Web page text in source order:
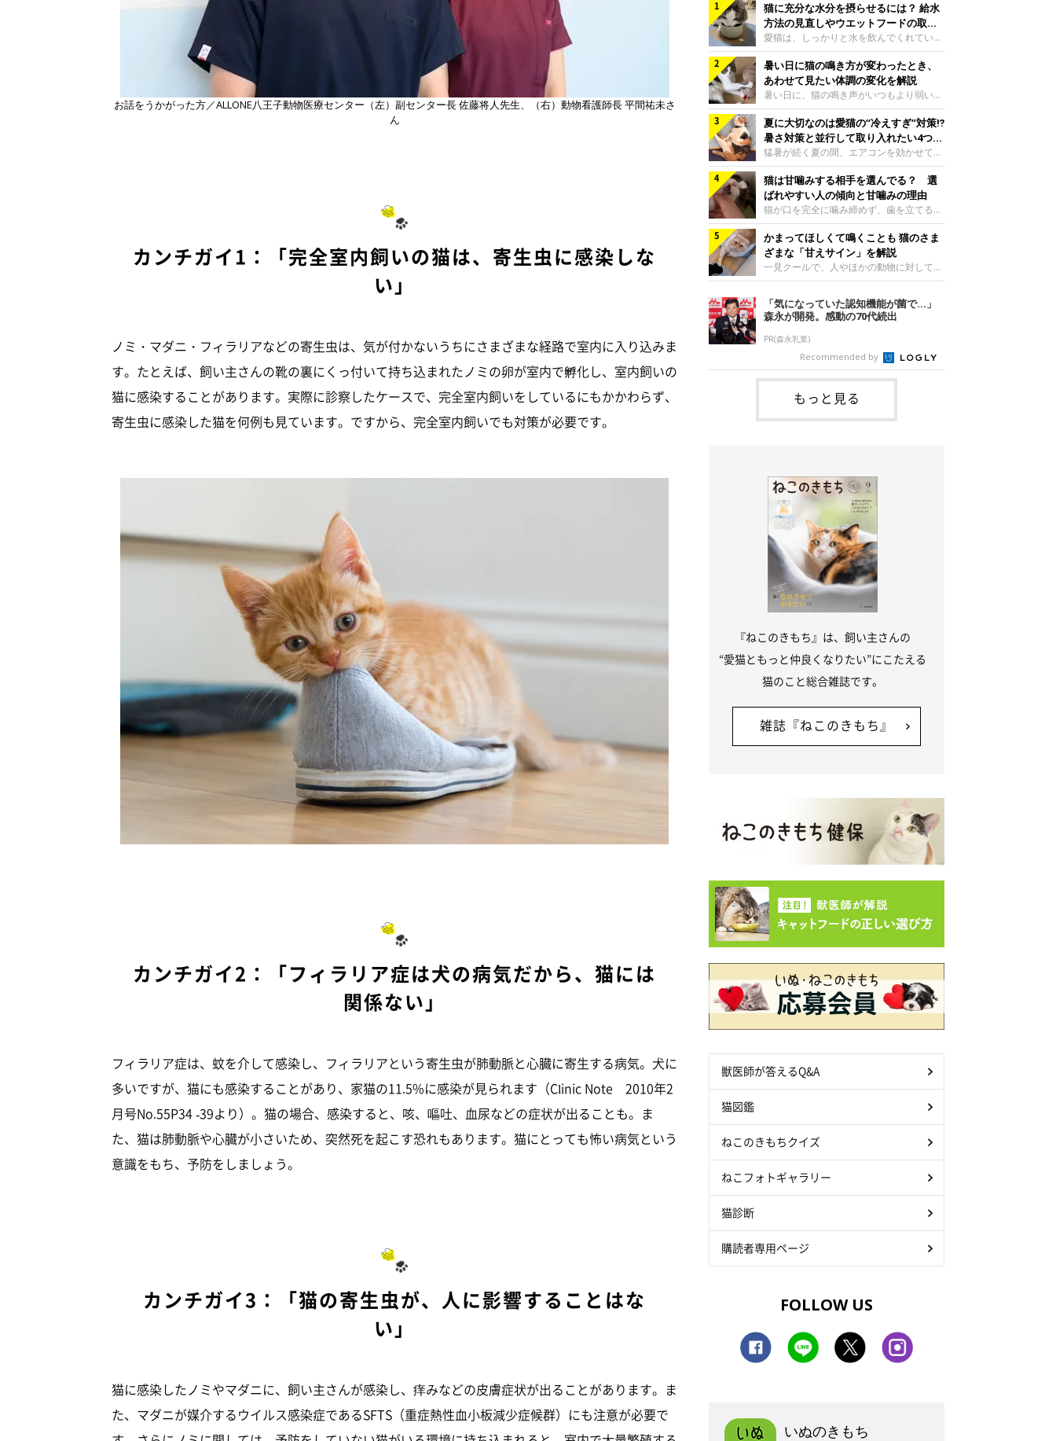
お話をうかがった方／ALLONE八王子動物医療センター（左）副センター長 佐藤将人先生、（右）動物看護師長 平間祐未さ
ん
カンチガイ1：「完全室内飼いの猫は、寄生虫に感染しな
い」
ノミ・マダニ・フィラリアなどの寄生虫は、気が付かないうちにさまざまな経路で室内に入り込みま
す。たとえば、飼い主さんの靴の裏にくっ付いて持ち込まれたノミの卵が室内で孵化し、室内飼いの
猫に感染することがあります。実際に診察したケースで、完全室内飼いをしているにもかかわらず、
寄生虫に感染した猫を何例も見ています。ですから、完全室内飼いでも対策が必要です。
カンチガイ2：「フィラリア症は犬の病気だから、猫には
関係ない」
フィラリア症は、蚊を介して感染し、フィラリアという寄生虫が肺動脈と心臓に寄生する病気。犬に
多いですが、猫にも感染することがあり、家猫の11.5%に感染が見られます（Clinic Note 2010年2
月号No.55P34 -39より）。猫の場合、感染すると、咳、嘔吐、血尿などの症状が出ることも。ま
た、猫は肺動脈や心臓が小さいため、突然死を起こす恐れもあります。猫にとっても怖い病気という
意識をもち、予防をしましょう。
カンチガイ3：「猫の寄生虫が、人に影響することはな
い」
猫に感染したノミやマダニに、飼い主さんが感染し、痒みなどの皮膚症状が出ることがあります。ま
た、マダニが媒介するウイルス感染症であるSFTS（重症熱性血小板減少症候群）にも注意が必要で
猫に充分な水分を摂らせるには？ 給水
方法の見直しやウエットフードの取り
入れ方を解説
愛猫は、しっかりと水を飲んでくれていま
すか？ 夏場はエアコンで室内が涼しいこ
ともあり、猫があまり水を飲まないこと
も。積極的に水分を摂らせるためには、給
水方法を見直したり、フードから水分を摂
らせたりする方法があります。今回は獣医
師の重本仁先生に、猫に水分を摂らせるた
めにできるためできる工夫を教えていただ
きました。ボウルの高さを愛猫の好みにね
このきもち投稿写真ギャラリー水飲みボウ
ルの高さは、猫が飲むときに頭が胃より下
にならないように設定すると飲みやすいで
しょう。首を深く折り曲げずに済むため、
関節や食道への負
暑い日に猫の鳴き方が変わったとき、
あわせて見たい体調の変化を解説
暑い日に、猫の鳴き声がいつもより弱い、
かすれる、しつこく鳴くなど、ふだんと違
って聞こえることがあります。 そんなと
き、あわせてどのような様子を確認したら
よいのでしょうか。暑い日に猫の鳴き方が
変わるときの見方や注意したい体調の変化
などについて、ねこのきもち獣医師相談室
の山口みき先生に伺いました。 鳴き方の
変化だけで判断せず、全身の様子も確認し
てねこのきもち投稿写真ギャラリー猫の鳴
き方が変わったとき、暑さと関係している
ように見えることがあります。 ただ、鳴
き声だけで原因を決めるのは難しく、体調
や環境の変化を
夏に大切なのは愛猫の“冷えすぎ”対策⁉
暑さ対策と並行して取り入れたい4つの
工夫
猛暑が続く夏の間、エアコンを効かせて室
内を冷やしますよね。しかし、人にとって
は快適な温度でも、猫にとっては温度が低
すぎることも。暑さ対策と並行して、冷え
すぎ対策もしっかりと行うことが大切で
す。今回は獣医師の重本仁先生に、猫の冷
えすぎを防ぐ4つの対策を教えていただき
ました。（1） 冷房の効いていない部屋に
行き来できるようにするねこのきもち投稿
写真ギャラリー猫が寒いと感じたときに、
ましょう。冷房の効いていない部屋や廊下
へも自由に行き来できるように、ドアは猫
が通れる程度に
猫は甘噛みする相手を選んでる？ 選
ばれやすい人の傾向と甘噛みの理由
猫が口を完全に噛み締めず、歯を立てる程
度に噛む“甘噛み”。遊びやスキンシップの
ときに繰り出すことがありますが、同じ家
族でも噛まれる頻度に違いがあると感じる
ことも。ねこのきもちWEB MAGAZINEで
は、飼い主さんたちにアンケートを実施
し、愛猫が甘噛みする相手を選んでいると
感じる状況を教えてもらいました。また、
ねこのきもち獣医師相談室の原駿太朗先生
には、実際に猫は甘噛みする相手を選んで
いるのか、その真相をお聞きします。約6
割の飼い主さんが「甘噛みする相手を選ん
でいる」と感じていた※2026年5月実施
かまってほしくて鳴くことも 猫のさま
ざまな「甘えサイン」を解説
一見クールで、人やほかの動物に対してあ
まり求めないように見える猫。しかし、実
は甘えん坊な性格の猫も少なくありませ
ん。今回は猫たちが出している“甘えサイ
ン”について、帝京科学大学生命環境学部
アニマルサイエンス学科准教授の加隈良枝
先生に教えていただきました。鳴くのは、
かまってほしいサインねこのきもち投稿写
真ギャラリーもともと、子猫が親猫に対し
てお世話を求めるときに鳴き声を使いま
す。子猫なので「ニャー」よりもややか細
い「ミャア」といった鳴き声になります
「気になっていた認知機能が菌で…」
森永が開発。感動の70代続出
PR(森永乳業)
Recommended by
もっと見る
『ねこのきもち』は、飼い主さんの
“愛猫ともっと仲良くなりたい”にこたえる
猫のこと総合雑誌です。
雑誌『ねこのきもち』
獣医師が答えるQ&A
猫図鑑
ねこのきもちクイズ
ねこフォトギャラリー
猫診断
購読者専用ページ
FOLLOW US
いぬのきもち